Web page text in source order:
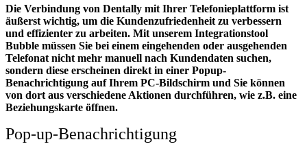
Die Verbindung von Dentally mit Ihrer Telefonieplattform ist
äußerst wichtig, um die Kundenzufriedenheit zu verbessern
und effizienter zu arbeiten. Mit unserem Integrationstool
Bubble müssen Sie bei einem eingehenden oder ausgehenden
Telefonat nicht mehr manuell nach Kundendaten suchen,
sondern diese erscheinen direkt in einer Popup-
Benachrichtigung auf Ihrem PC-Bildschirm und Sie können
von dort aus verschiedene Aktionen durchführen, wie z.B. eine
Beziehungskarte öffnen.
Pop-up-Benachrichtigung